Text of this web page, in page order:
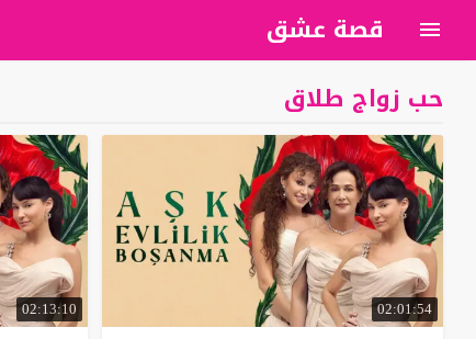
قصة عشق
حب زواج طلاق
02:01:54
02:13:10